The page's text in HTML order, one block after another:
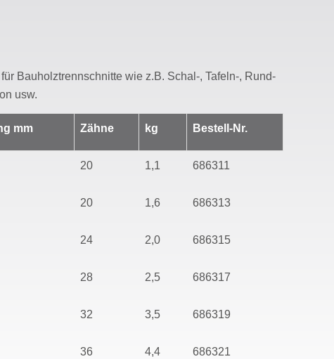
Bauholztrennschnitte wie z.B. Schal-, Tafeln-, Rund-
usw.
mm Zähne kg Bestell-Nr.
20 1,1 686311
20 1,6 686313
24 2,0 686315
28 2,5 686317
32 3,5 686319
36 4,4 686321